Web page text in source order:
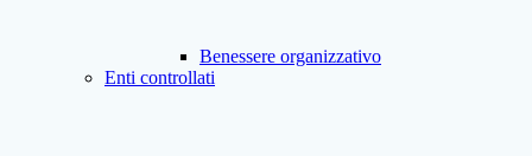
Benessere organizzativo
Enti controllati